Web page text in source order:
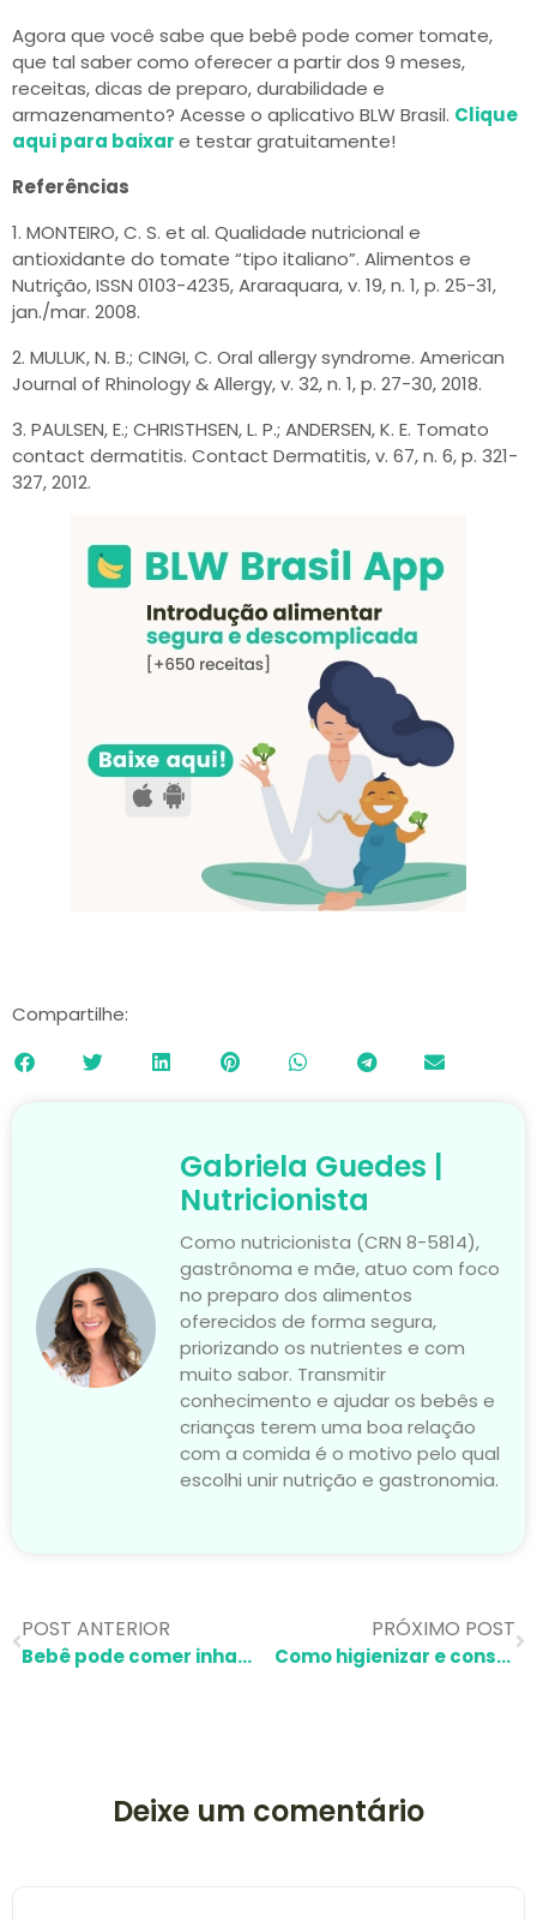
Agora que você sabe que bebê pode comer tomate,
que tal saber como oferecer a partir dos 9 meses,
receitas, dicas de preparo, durabilidade e
armazenamento? Acesse o aplicativo BLW Brasil. Clique
aqui para baixare testar gratuitamente!
Referências
1. MONTEIRO, C. S. et al. Qualidade nutricional e
antioxidante do tomate “tipo italiano”. Alimentos e
Nutrição, ISSN 0103-4235, Araraquara, v. 19, n. 1, p. 25-31,
jan./mar. 2008.
2. MULUK, N. B.; CINGI, C. Oral allergy syndrome. American
Journal of Rhinology & Allergy, v. 32, n. 1, p. 27-30, 2018.
3. PAULSEN, E.; CHRISTHSEN, L. P.; ANDERSEN, K. E. Tomato
contact dermatitis. Contact Dermatitis, v. 67, n. 6, p. 321-
327, 2012.
Compartilhe:
Gabriela Guedes |
Nutricionista
Como nutricionista (CRN 8-5814),
gastrônoma e mãe, atuo com foco
no preparo dos alimentos
oferecidos de forma segura,
priorizando os nutrientes e com
muito sabor. Transmitir
conhecimento e ajudar os bebês e
crianças terem uma boa relação
com a comida é o motivo pelo qual
escolhi unir nutrição e gastronomia.
POST ANTERIOR
Bebê pode comer inhame?
PRÓXIMO POST
Como higienizar e conservar verduras em 5 passos
Deixe um comentário